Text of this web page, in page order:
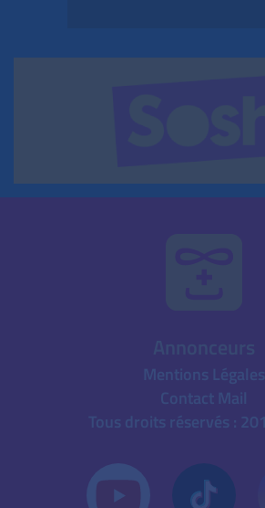
Mentions Légales
Contact Mail
Tous droits réservés :